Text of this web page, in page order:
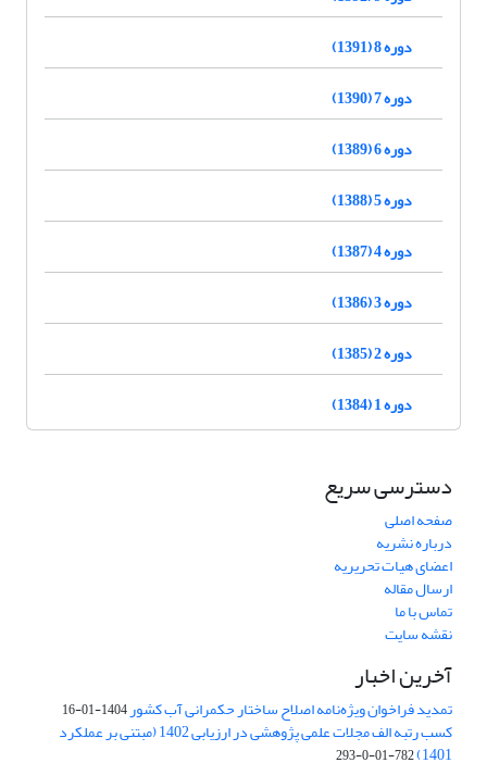
دوره 8 (1391)
دوره 7 (1390)
دوره 6 (1389)
دوره 5 (1388)
دوره 4 (1387)
دوره 3 (1386)
دوره 2 (1385)
دوره 1 (1384)
دسترسی سریع
صفحه اصلی
درباره نشریه
اعضای هیات تحریریه
ارسال مقاله
تماس با ما
نقشه سایت
آخرین اخبار
تمدید فراخوان ویژه‌نامه اصلاح ساختار حکمرانی آب کشور1404-01-16
کسب رتبه الف مجلات علمی پژوهشی در ارزیابی 1402 (مبتنی بر عملکرد
1401)
782-01-0-293